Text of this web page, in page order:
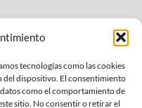
tecnologías como las cookies
del dispositivo. El consentimiento
como el comportamiento de
sitio. No consentir o retirar el
in the cart.